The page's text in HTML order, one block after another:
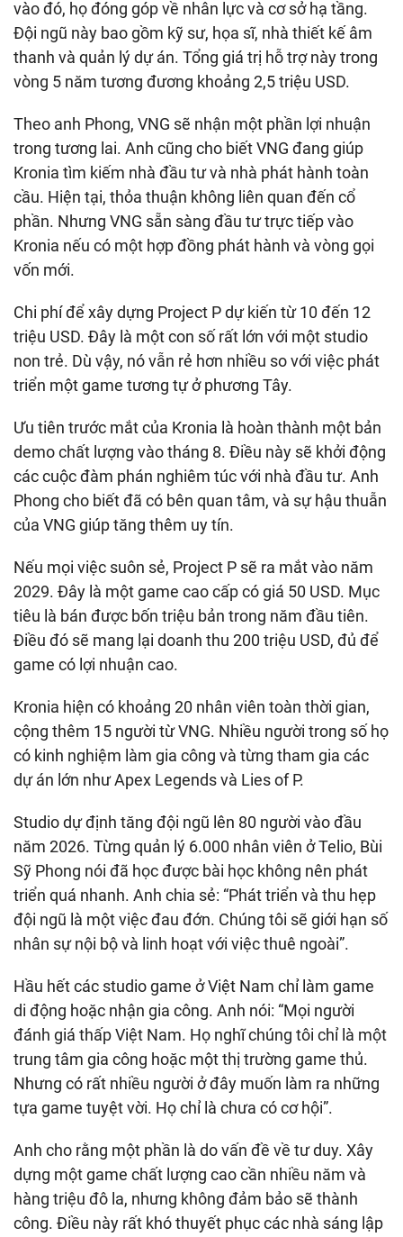
vào đó, họ đóng góp về nhân lực và cơ sở hạ tầng.
Đội ngũ này bao gồm kỹ sư, họa sĩ, nhà thiết kế âm
thanh và quản lý dự án. Tổng giá trị hỗ trợ này trong
vòng 5 năm tương đương khoảng 2,5 triệu USD.
Theo anh Phong, VNG sẽ nhận một phần lợi nhuận
trong tương lai. Anh cũng cho biết VNG đang giúp
Kronia tìm kiếm nhà đầu tư và nhà phát hành toàn
cầu. Hiện tại, thỏa thuận không liên quan đến cổ
phần. Nhưng VNG sẵn sàng đầu tư trực tiếp vào
Kronia nếu có một hợp đồng phát hành và vòng gọi
vốn mới.
Chi phí để xây dựng Project P dự kiến từ 10 đến 12
triệu USD. Đây là một con số rất lớn với một studio
non trẻ. Dù vậy, nó vẫn rẻ hơn nhiều so với việc phát
triển một game tương tự ở phương Tây.
Ưu tiên trước mắt của Kronia là hoàn thành một bản
demo chất lượng vào tháng 8. Điều này sẽ khởi động
các cuộc đàm phán nghiêm túc với nhà đầu tư. Anh
Phong cho biết đã có bên quan tâm, và sự hậu thuẫn
của VNG giúp tăng thêm uy tín.
Nếu mọi việc suôn sẻ, Project P sẽ ra mắt vào năm
2029. Đây là một game cao cấp có giá 50 USD. Mục
tiêu là bán được bốn triệu bản trong năm đầu tiên.
Điều đó sẽ mang lại doanh thu 200 triệu USD, đủ để
game có lợi nhuận cao.
Kronia hiện có khoảng 20 nhân viên toàn thời gian,
cộng thêm 15 người từ VNG. Nhiều người trong số họ
có kinh nghiệm làm gia công và từng tham gia các
dự án lớn như Apex Legends và Lies of P.
Studio dự định tăng đội ngũ lên 80 người vào đầu
năm 2026. Từng quản lý 6.000 nhân viên ở Telio, Bùi
Sỹ Phong nói đã học được bài học không nên phát
triển quá nhanh. Anh chia sẻ: “Phát triển và thu hẹp
đội ngũ là một việc đau đớn. Chúng tôi sẽ giới hạn số
nhân sự nội bộ và linh hoạt với việc thuê ngoài”.
Hầu hết các studio game ở Việt Nam chỉ làm game
di động hoặc nhận gia công. Anh nói: “Mọi người
đánh giá thấp Việt Nam. Họ nghĩ chúng tôi chỉ là một
trung tâm gia công hoặc một thị trường game thủ.
Nhưng có rất nhiều người ở đây muốn làm ra những
tựa game tuyệt vời. Họ chỉ là chưa có cơ hội”.
Anh cho rằng một phần là do vấn đề về tư duy. Xây
dựng một game chất lượng cao cần nhiều năm và
hàng triệu đô la, nhưng không đảm bảo sẽ thành
công. Điều này rất khó thuyết phục các nhà sáng lập